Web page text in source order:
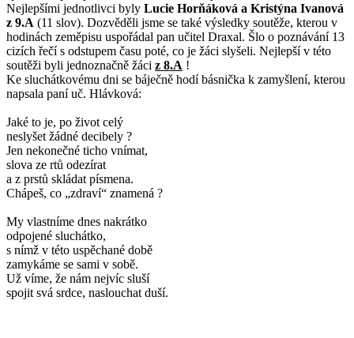
Nejlepšími jednotlivci byly Lucie Horňáková a Kristýna Ivanová
z 9.A (11 slov). Dozvěděli jsme se také výsledky soutěže, kterou v
hodinách zeměpisu uspořádal pan učitel Draxal. Šlo o poznávání 13
cizích řečí s odstupem času poté, co je žáci slyšeli. Nejlepší v této
soutěži byli jednoznačně žáci z 8.A !
Ke sluchátkovému dni se báječně hodí básnička k zamyšlení, kterou
napsala paní uč. Hlávková:
Jaké to je, po život celý
neslyšet žádné decibely ?
Jen nekonečné ticho vnímat,
slova ze rtů odezírat
a z prstů skládat písmena.
Chápeš, co „zdraví“ znamená ?
My vlastníme dnes nakrátko
odpojené sluchátko,
s nímž v této uspěchané době
zamykáme se sami v sobě.
Už víme, že nám nejvíc sluší
spojit svá srdce, naslouchat duší.